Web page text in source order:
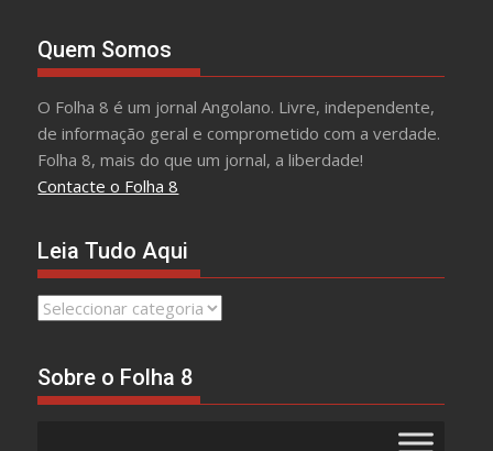
Quem Somos
O Folha 8 é um jornal Angolano. Livre, independente,
de informação geral e comprometido com a verdade.
Folha 8, mais do que um jornal, a liberdade!
Contacte o Folha 8
Leia Tudo Aqui
Leia
Sobre o Folha 8